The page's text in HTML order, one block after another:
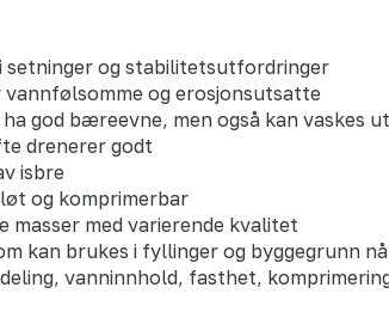
setninger og stabilitetsutfordringer
og erosjonsutsatte
god bæreevne, men også kan vaskes ut
drenerer godt
isbre
og komprimerbar
masser med varierende kvalitet
kan brukes i fyllinger og byggegrunn
vanninnhold, fasthet,